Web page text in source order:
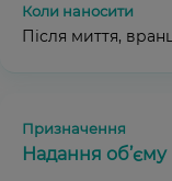
Після миття,
Надання об’єму